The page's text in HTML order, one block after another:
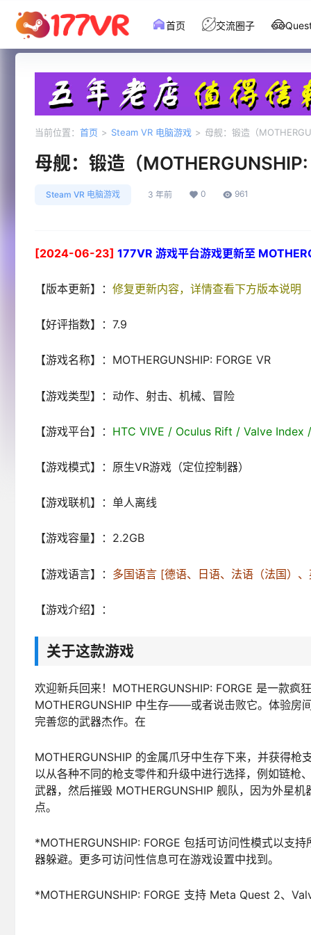
首页 交流圈子
当前位置： 首页 > Steam VR 电脑游戏 > 母舰：锻造（
母舰：锻造（
Steam VR 电脑游戏 3 年前 0 961
[2024-06-23] 177VR 游戏平台游戏更新至
【版本更新】： 修复更新内容，详情查看下方版本说明
【好评指数】：7.9
【游戏名称】：MOTHERGUNSHIP: FORGE VR
【游戏类型】：动作、射击、机械、冒险
【游戏平台】： HTC VIVE / Oculus Rift / Valve Index /
【游戏模式】：原生VR游戏（定位控制器）
【游戏联机】：单人离线
【游戏容量】：2.2GB
【游戏语言】： 多国语言 [德语、日语、法语（法国）
【游戏介绍】：
关于这款游戏
欢迎新兵回来！MOTHERGUNSHIP: FORGE 是一款
MOTHERGUNSHIP 中生存——或者说击败它。体验房
完善您的武器杰作。在
MOTHERGUNSHIP 的金属爪牙中生存下来，并获得
以从各种不同的枪支零件和升级中进行选择，例如链枪
武器，然后摧毁 MOTHERGUNSHIP 舰队，因为外星
点。
*MOTHERGUNSHIP: FORGE 包括可访问性模式以支
器躲避。更多可访问性信息可在游戏设置中找到。
*MOTHERGUNSHIP: FORGE 支持 Meta Quest 2、